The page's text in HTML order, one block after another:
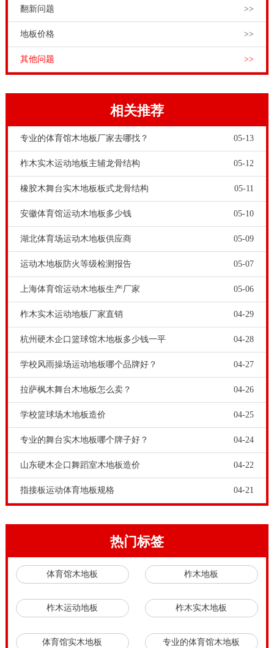
翻新问题 >>
地板价格 >>
其他问题 >>
相关推荐
专业的体育馆木地板厂家去哪找？ 05-13
柞木实木运动地板主辅龙骨结构 05-12
橡胶木舞台实木地板板式龙骨结构 05-11
安徽体育馆运动木地板多少钱 05-10
湖北体育场运动木地板供应商 05-09
运动木地板防火等级检测报告 05-07
上海体育馆运动木地板生产厂家 05-06
柞木实木运动地板厂家直销 04-29
杭州硬木企口篮球馆木地板多少钱一平 04-28
学校风雨操场运动地板哪个品牌好？ 04-27
拉萨枫木舞台木地板怎么卖？ 04-26
学校篮球场木地板造价 04-25
专业的舞台实木地板哪个牌子好？ 04-24
山东硬木企口舞蹈室木地板造价 04-22
指接板运动体育地板规格 04-21
热门标签
体育馆木地板 柞木地板
柞木运动地板 柞木实木地板
体育馆实木地板 专业的体育馆木地板